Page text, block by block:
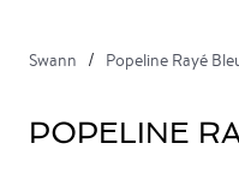
Swann Popeline Rayé
POPELINE